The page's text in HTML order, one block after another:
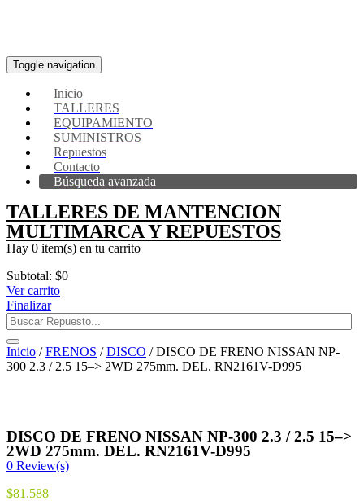
Toggle navigation
Inicio
TALLERES
EQUIPAMIENTO
SUMINISTROS
Repuestos
Contacto
Búsqueda avanzada
TALLERES DE MANTENCION
MULTIMARCA Y REPUESTOS
Hay 0 item(s) en tu carrito
Subtotal: $0
Ver carrito
Finalizar
Inicio /FRENOS /DISCO / DISCO DE FRENO NISSAN NP-
300 2.3 / 2.5 15–> 2WD 275mm. DEL. RN2161V-D995
DISCO DE FRENO NISSAN NP-300 2.3 / 2.5 15–>
2WD 275mm. DEL. RN2161V-D995
0 Review(s)
$81.588